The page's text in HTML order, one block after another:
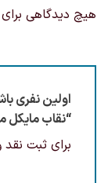
هیچ دیدگاهی
اولین نفری
“نقاب مایکل
برای ثبت